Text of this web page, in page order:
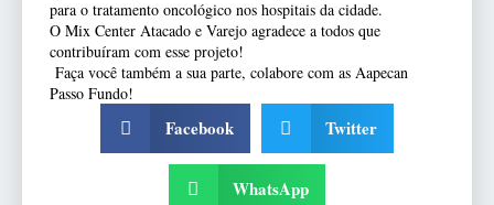
para o tratamento oncológico nos hospitais da cidade.
O Mix Center Atacado e Varejo agradece a todos que
contribuíram com esse projeto!
Faça você também a sua parte, colabore com as Aapecan
Passo Fundo!
Facebook Twitter
WhatsApp